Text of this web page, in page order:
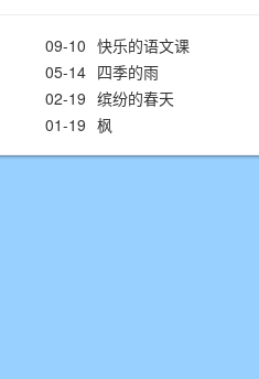
09-10 快乐的语文课
05-14 四季的雨
02-19 缤纷的春天
01-19 枫